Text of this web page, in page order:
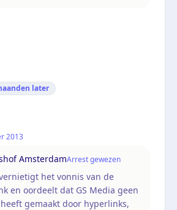
later
2013
AmsterdamArrest gewezen
het vonnis van de
en oordeelt dat GS Media geen
gemaakt door hyperlinks,